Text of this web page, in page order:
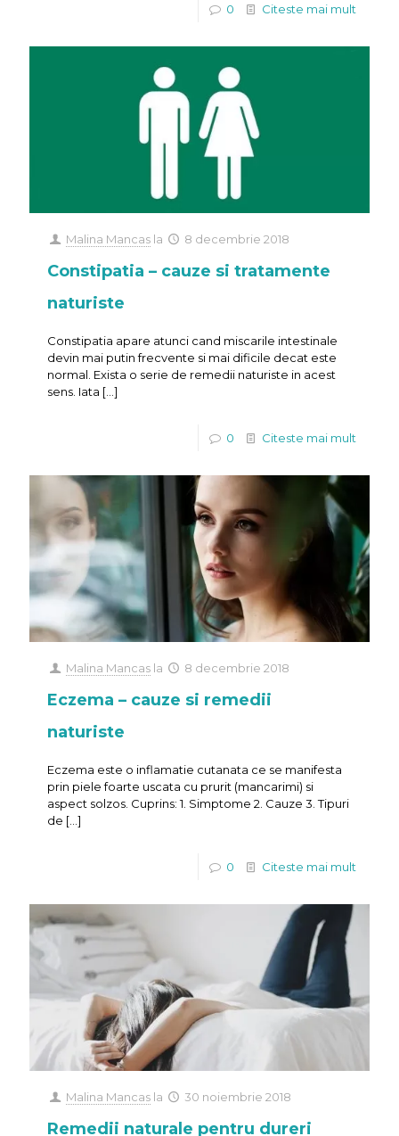
0 Citeste mai mult
Malina Mancas la 8 decembrie 2018
Constipatia – cauze si tratamente
naturiste
Constipatia apare atunci cand miscarile intestinale
devin mai putin frecvente si mai dificile decat este
normal. Exista o serie de remedii naturiste in acest
sens. Iata […]
0 Citeste mai mult
Malina Mancas la 8 decembrie 2018
Eczema – cauze si remedii
naturiste
Eczema este o inflamatie cutanata ce se manifesta
prin piele foarte uscata cu prurit (mancarimi) si
aspect solzos. Cuprins: 1. Simptome 2. Cauze 3. Tipuri
de […]
0 Citeste mai mult
Malina Mancas la 30 noiembrie 2018
Remedii naturale pentru dureri